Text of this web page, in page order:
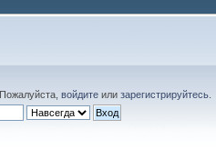
. Пожалуйста, войдите или зарегистрируйтесь